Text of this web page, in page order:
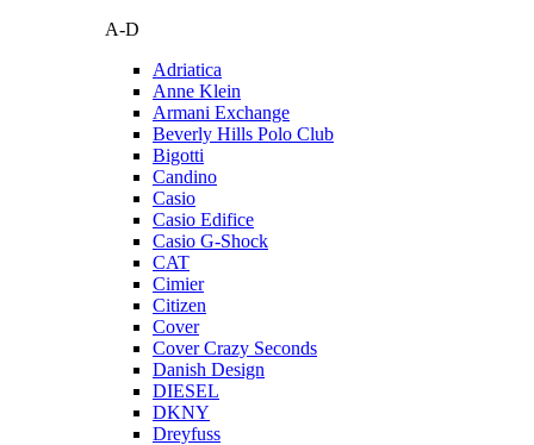
A-D
Adriatica
Anne Klein
Armani Exchange
Beverly Hills Polo Club
Bigotti
Candino
Casio
Casio Edifice
Casio G-Shock
CAT
Cimier
Citizen
Cover
Cover Crazy Seconds
Danish Design
DIESEL
DKNY
Dreyfuss